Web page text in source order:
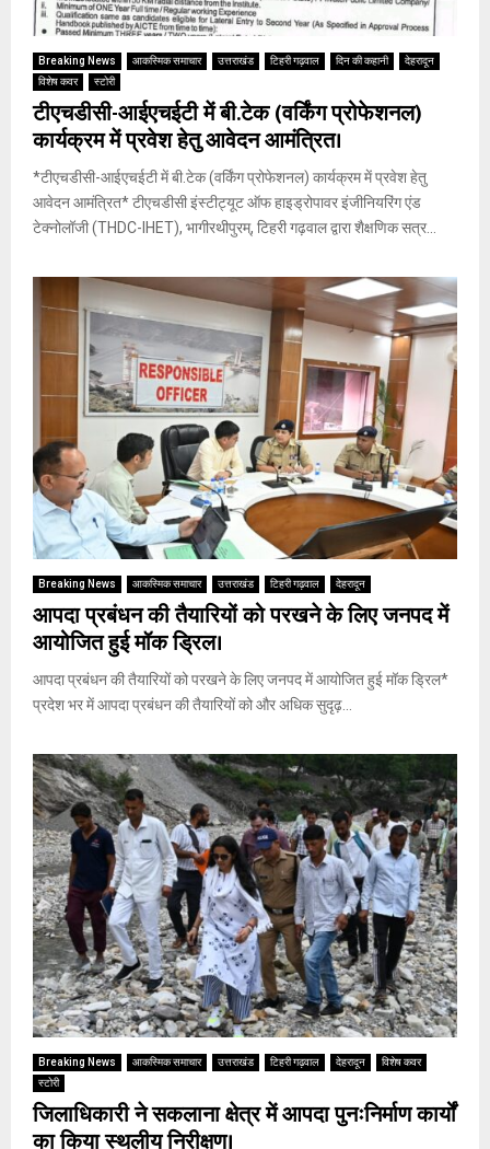
Breaking News आकस्मिक समाचार उत्तराखंड टिहरी गढ़वाल दिन की कहानी
देहरादून
विशेष कवर
स्टोरी
टीएचडीसी-आईएचईटी में बी.टेक (वर्किंग प्रोफेशनल)
कार्यक्रम में प्रवेश हेतु आवेदन आमंत्रित।
*टीएचडीसी-आईएचईटी में बी.टेक (वर्किंग प्रोफेशनल) कार्यक्रम में प्रवेश हेतु
आवेदन आमंत्रित* टीएचडीसी इंस्टीट्यूट ऑफ हाइड्रोपावर इंजीनियरिंग एंड
टेक्नोलॉजी (THDC-IHET), भागीरथीपुरम्, टिहरी गढ़वाल द्वारा शैक्षणिक सत्र...
Breaking News आकस्मिक समाचार उत्तराखंड टिहरी गढ़वाल देहरादून
आपदा प्रबंधन की तैयारियों को परखने के लिए जनपद में
आयोजित हुई मॉक ड्रिल।
आपदा प्रबंधन की तैयारियों को परखने के लिए जनपद में आयोजित हुई मॉक ड्रिल*
प्रदेश भर में आपदा प्रबंधन की तैयारियों को और अधिक सुदृढ़...
Breaking News आकस्मिक समाचार उत्तराखंड टिहरी गढ़वाल देहरादून
विशेष कवर
स्टोरी
जिलाधिकारी ने सकलाना क्षेत्र में आपदा पुनःनिर्माण कार्यों